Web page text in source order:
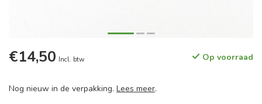
€14,50 Incl. btw Op voorraad
Nog nieuw in de verpakking. Lees meer.